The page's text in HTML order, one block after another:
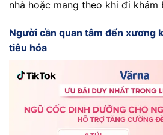
nhà hoặc mang theo khi đi khám
Người cần quan tâm đến xương
tiêu hóa